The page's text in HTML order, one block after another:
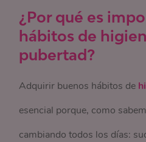
¿Por qué es
hábitos de
pubertad?
Adquirir buenos hábitos de
esencial porque, como
cambiando todos los días: